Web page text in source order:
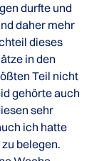
durfte und
daher mehr
dieses
in den
Teil nicht
gehörte auch
sehr
ich hatte
belegen.